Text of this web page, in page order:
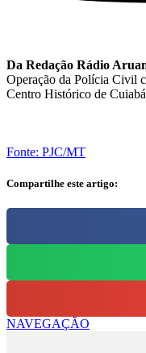
Da Redação Rádio
Operação da Polícia Civil
Centro Histórico de Cuiabá
Fonte: PJC/MT
Compartilhe este artigo:
NAVEGAÇÃO